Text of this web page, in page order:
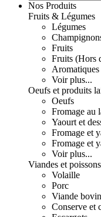
Nos Produits
Fruits & Légumes
Légumes
Fruits
Fruits (Hors
Aromatiques
Voir plus...
Oeufs et produits
Oeufs
Fromage au
Yaourt et
Fromage et
Fromage et
Voir plus...
Viandes et poissons
Volaille
Porc
Viande
Conserve et